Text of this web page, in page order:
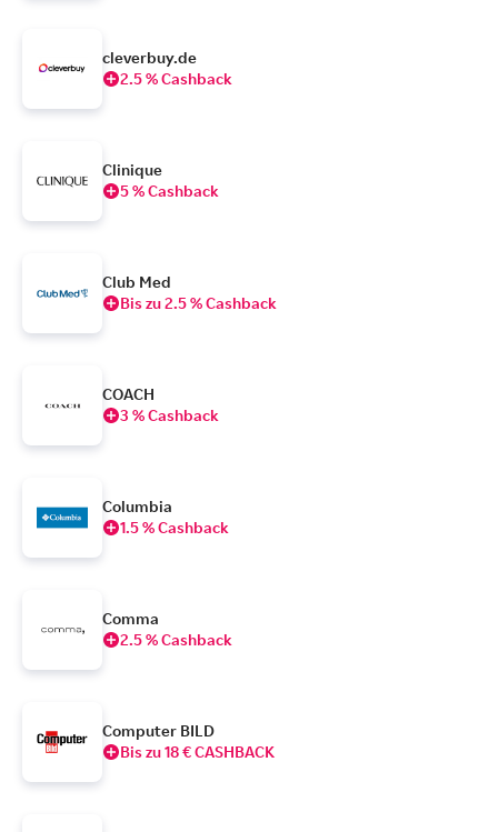
cleverbuy.de
2.5 % Cashback
Clinique
5 % Cashback
Club Med
Bis zu 2.5 % Cashback
COACH
3 % Cashback
Columbia
1.5 % Cashback
Comma
2.5 % Cashback
Computer BILD
Bis zu 18 € CASHBACK